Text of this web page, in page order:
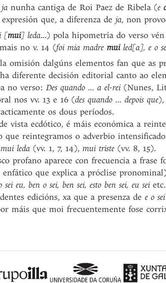
nunha cantiga de Roi Paez de Ribela (e
que, a diferenza de ja, non
[mui] leda...) pola hipometría do verso
no v. 14 (foi mia madre muiled[a], e o
omisión dalgúns elementos fan que as
diferente decisión editorial canto ao
no verso:Des quando ... a el-rei (Nunes,
nos vv. 13 e 16 (des quando ... depois que),
os dous períodos.
vista ecdótico, é máis económica a
reintegramos o adverbio
mui leda (vv. 1, 7, 14), mui triste (vv. 8, 15).
profano aparece con frecuencia a frase
que explica a próclise
sei eu, ben o sei, ben sei, esto ben sei, eu sei
edicións, xa que a presenza de e o sei
máis que moi frecuentemente fose